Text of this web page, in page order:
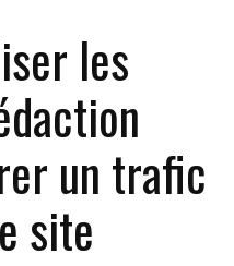
les
un trafic
site